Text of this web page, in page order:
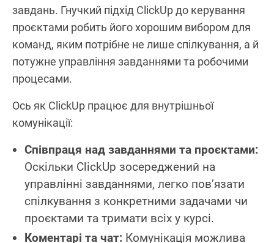
завдань. Гнучкий підхід ClickUp до керування
проєктами робить його хорошим вибором для
команд, яким потрібне не лише спілкування, а й
потужне управління завданнями та робочими
процесами.
Ось як ClickUp працює для внутрішньої
комунікації:
Співпраця над завданнями та проєктами:
Оскільки ClickUp зосереджений на
управлінні завданнями, легко пов’язати
спілкування з конкретними задачами чи
проєктами та тримати всіх у курсі.
Коментарі та чат: Комунікація можлива